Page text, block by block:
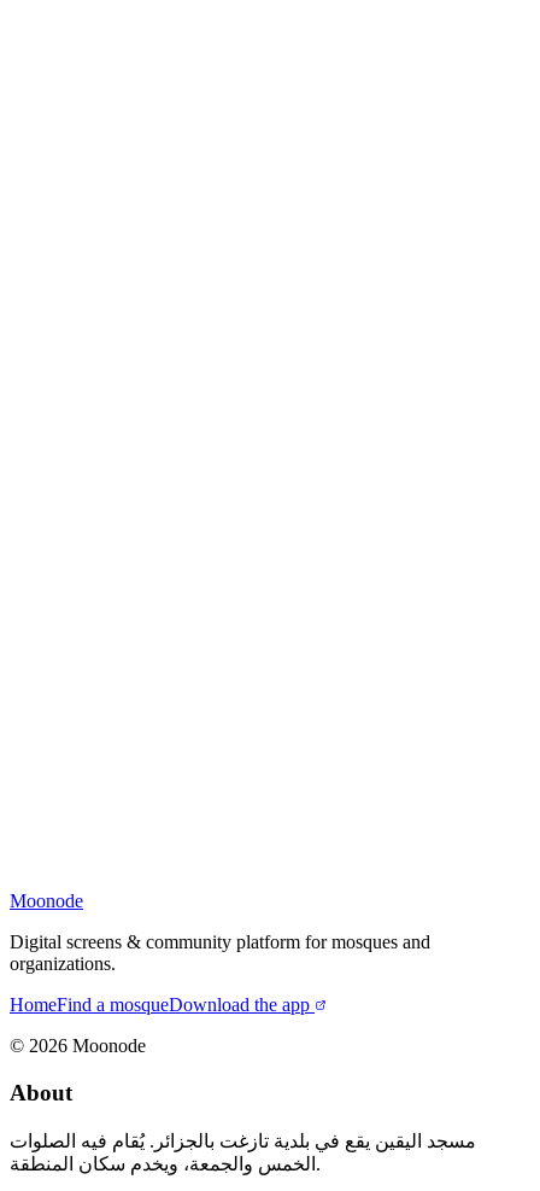
Moonode
Digital screens & community platform for mosques and
organizations.
HomeFind a mosqueDownload the app
© 2026 Moonode
About
مسجد اليقين يقع في بلدية تازغت بالجزائر. يُقام فيه الصلوات
الخمس والجمعة، ويخدم سكان المنطقة.